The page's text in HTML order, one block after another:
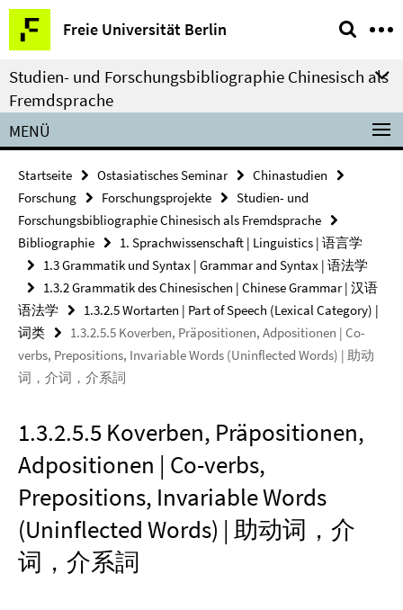
Springe
direkt
zu
Inhalt
Freie Universität Berlin
Service-
Navigation
Studien- und Forschungsbibliographie Chinesisch als
Fremdsprache
MENÜ
Startseite Ostasiatisches Seminar
Chinastudien
Forschung
Forschungsprojekte
Studien- und
Forschungsbibliographie Chinesisch als Fremdsprache
Bibliographie
1. Sprachwissenschaft | Linguistics | 语言学
1.3 Grammatik und Syntax | Grammar and Syntax | 语法学
1.3.2 Grammatik des Chinesischen | Chinese Grammar | 汉语
语法学
1.3.2.5 Wortarten | Part of Speech (Lexical Category) |
词类
1.3.2.5.5 Koverben, Präpositionen, Adpositionen | Co-
verbs, Prepositions, Invariable Words (Uninflected Words) | 助动
词，介词，介系詞
1.3.2.5.5 Koverben, Präpositionen,
Adpositionen | Co-verbs,
Prepositions, Invariable Words
(Uninflected Words) | 助动词，介
词，介系詞